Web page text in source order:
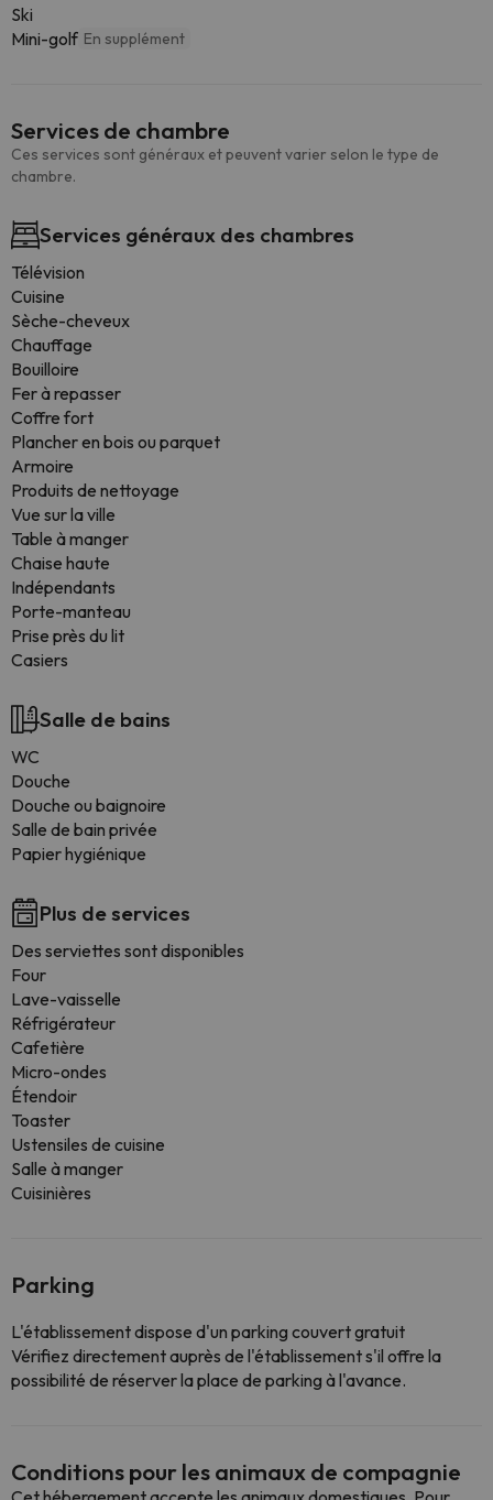
Ski
Mini-golf En supplément
Services de chambre
Ces services sont généraux et peuvent varier selon le type de
chambre.
Services généraux des chambres
Télévision
Cuisine
Sèche-cheveux
Chauffage
Bouilloire
Fer à repasser
Coffre fort
Plancher en bois ou parquet
Armoire
Produits de nettoyage
Vue sur la ville
Table à manger
Chaise haute
Indépendants
Porte-manteau
Prise près du lit
Casiers
Salle de bains
WC
Douche
Douche ou baignoire
Salle de bain privée
Papier hygiénique
Plus de services
Des serviettes sont disponibles
Four
Lave-vaisselle
Réfrigérateur
Cafetière
Micro-ondes
Étendoir
Toaster
Ustensiles de cuisine
Salle à manger
Cuisinières
Parking
L'établissement dispose d'un parking couvert gratuit
Vérifiez directement auprès de l'établissement s'il offre la
possibilité de réserver la place de parking à l'avance.
Conditions pour les animaux de compagnie